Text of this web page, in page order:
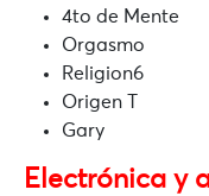
4to de Mente
Orgasmo
Religion6
Origen T
Gary
Electrónica y